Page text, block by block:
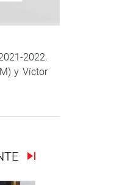
2022.
y Víctor